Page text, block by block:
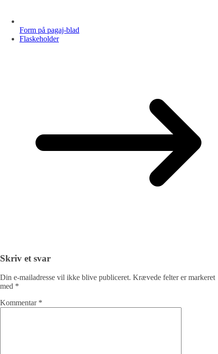
Form på pagaj-blad
Flaskeholder
Skriv et svar
Din e-mailadresse vil ikke blive publiceret. Krævede felter er markeret
med *
Kommentar *